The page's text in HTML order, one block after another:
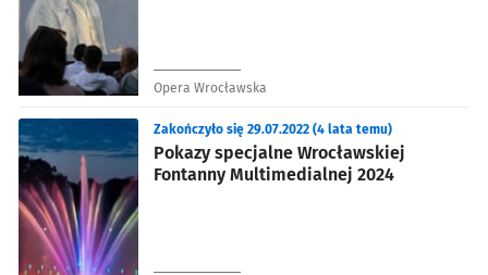
Opera Wrocławska
Pokazy specjalne Wrocławskiej
Fontanny Multimedialnej 2024
Zakończyło się 29.07.2022 (4 lata temu)